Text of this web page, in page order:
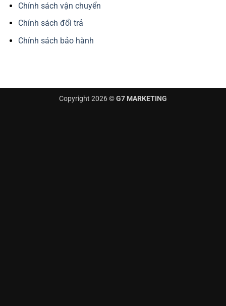
Chính sách vận chuyển
Chính sách đổi trả
Chính sách bảo hành
Copyright 2026 ©G7 MARKETING